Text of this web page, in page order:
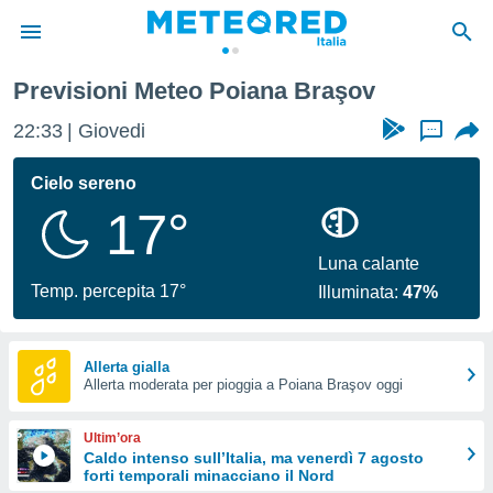
di
per
le
di
Web
le
Previsioni Meteo Poiana Braşov
22:33 Giovedi ...
Cielo sereno
17°
Temp. percepita 17°
Luna calante
Illuminata:47%
Allerta gialla
Allerta moderata per pioggia a Poiana Braşov oggi
Ultim’ora
Caldo intenso sull’Italia, ma venerdì 7 agosto
forti temporali minacciano il Nord